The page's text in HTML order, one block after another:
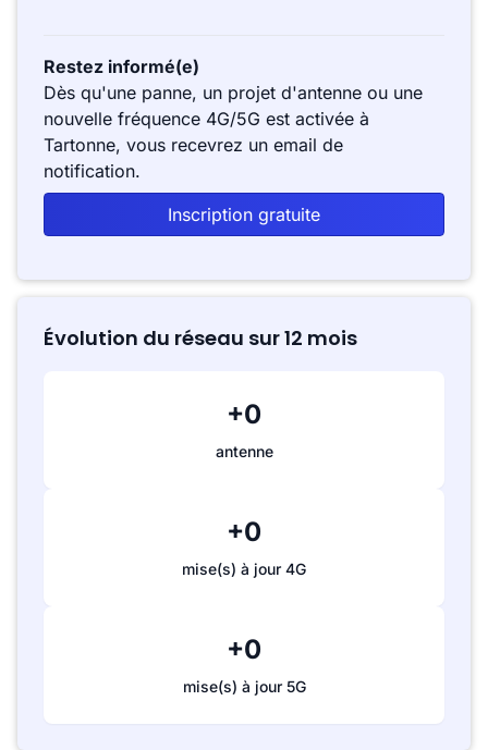
Restez informé(e)
Dès qu'une panne, un projet d'antenne ou une
nouvelle fréquence 4G/5G est activée à
Tartonne, vous recevrez un email de
notification.
Inscription gratuite
Évolution du réseau sur 12 mois
+0
antenne
+0
mise(s) à jour 4G
+0
mise(s) à jour 5G